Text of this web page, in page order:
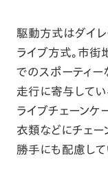
駆動方式はダイレ
ライブ方式。市街
でのスポーティー
走行に寄与してい
ライブチェーンケ
衣類などにチェー
勝手にも配慮して